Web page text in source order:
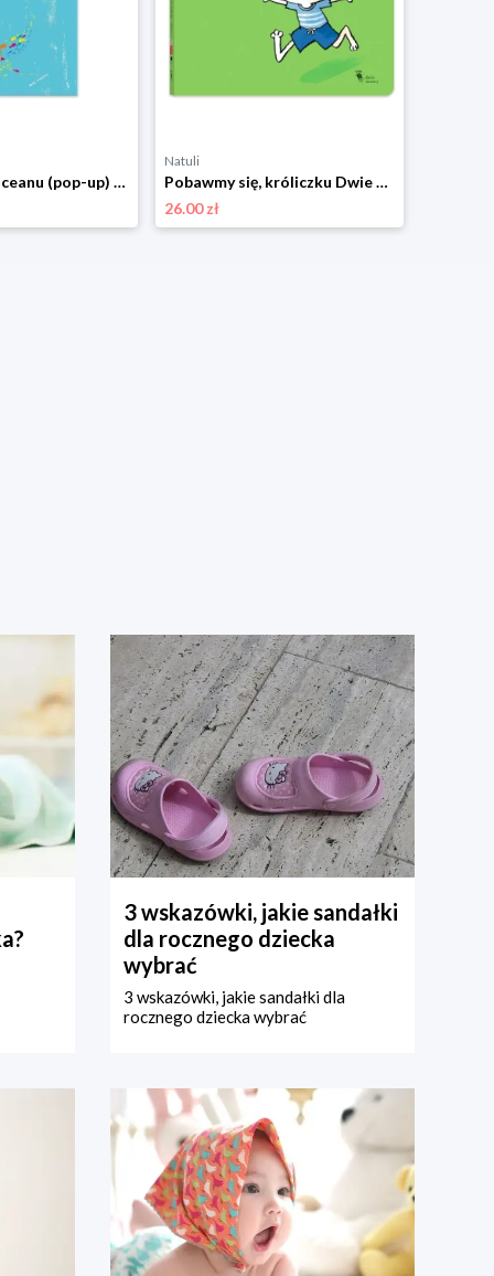
W głębinach oceanu (pop-up) Dwie siostry
Natuli
Pobawmy się, króliczku Dwie siostry
26.00 zł
3 wskazówki, jakie sandałki
dla rocznego dziecka
wybrać
3 wskazówki, jakie sandałki dla
rocznego dziecka wybrać